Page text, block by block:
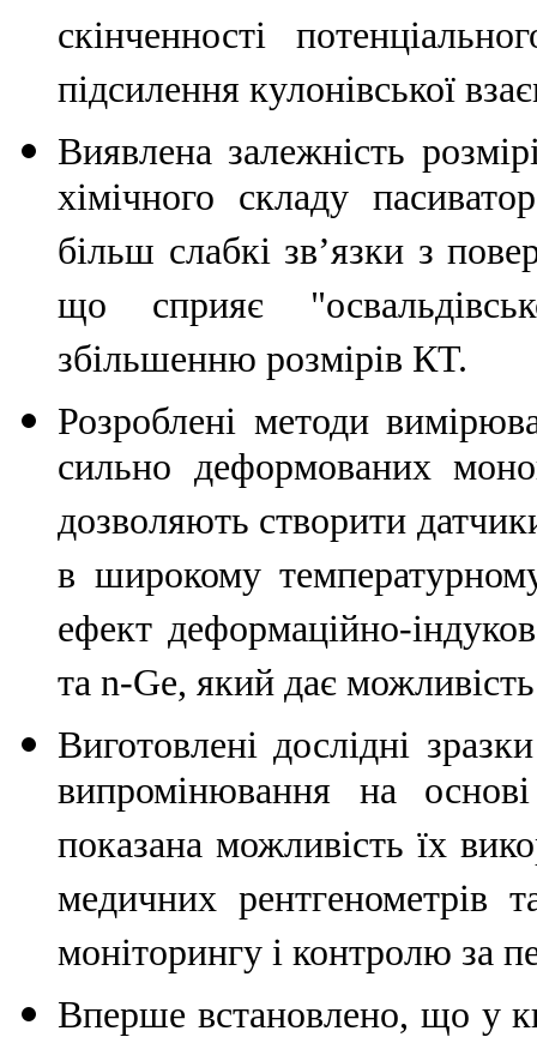
скінченності
підсилення кулонівської
Виявлена залежність
хімічного складу
більш слабкі зв’язки з
що сприяє
збільшенню розмірів КТ.
Розроблені методи
сильно деформованих
дозволяють створити
в широкому
ефект деформаційно-
та n-Ge, який дає
Виготовлені дослідні
випромінювання на
показана можливість їх
медичних рентгенометрів
моніторингу і контролю за
Вперше встановлено, що у